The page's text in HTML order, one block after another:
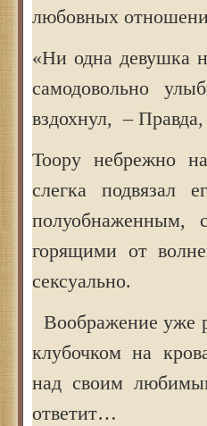
любовных
«Ни одна девушка
самодовольно
вздохнул, –
Тоору небрежно
слегка подвязал
горящими от
сексуально.
Воображение уже
клубочком на
над своим
ответит…